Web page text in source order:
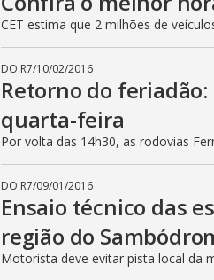
CET estima que 2 milhões de
DO R7/10/02/2016
Retorno do
quarta-feira
Por volta das 14h30, as rodovias
DO R7/09/01/2016
Ensaio técnico das
região do
Motorista deve evitar pista local da